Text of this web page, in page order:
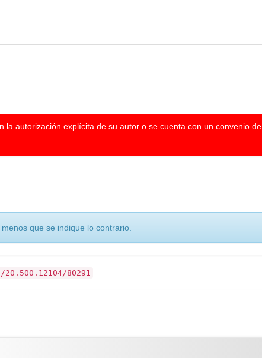
autorización explícita de su autor o se cuenta con un convenio de
que se indique lo contrario.
80291